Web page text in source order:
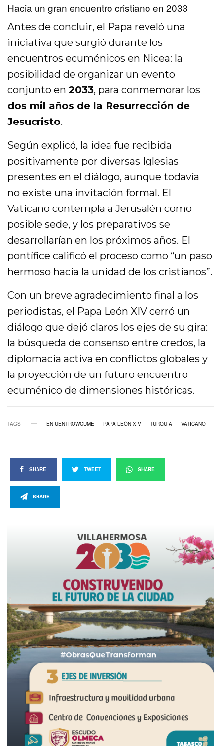
Hacia un gran encuentro cristiano en 2033
Antes de concluir, el Papa reveló una
iniciativa que surgió durante los
encuentros ecuménicos en Nicea: la
posibilidad de organizar un evento
conjunto en2033, para conmemorar los
dos mil años de la Resurrección de
Jesucristo.
Según explicó, la idea fue recibida
positivamente por diversas Iglesias
presentes en el diálogo, aunque todavía
no existe una invitación formal. El
Vaticano contempla a Jerusalén como
posible sede, y los preparativos se
desarrollarían en los próximos años. El
pontífice calificó el proceso como “un paso
hermoso hacia la unidad de los cristianos”.
Con un breve agradecimiento final a los
periodistas, el Papa León XIV cerró un
diálogo que dejó claros los ejes de su gira:
la búsqueda de consenso entre credos, la
diplomacia activa en conflictos globales y
la proyección de un futuro encuentro
ecuménico de dimensiones históricas.
TAGS EN UENTROWCUME PAPA LEÓN XIV TURQUÍA VATICANO
SHARE TWEET SHARE
SHARE